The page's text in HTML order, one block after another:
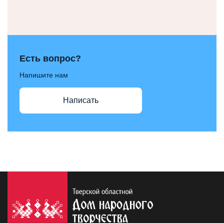
Есть вопрос?
Напишите нам
Написать